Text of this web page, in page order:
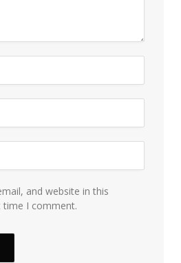
and website in this
I comment.